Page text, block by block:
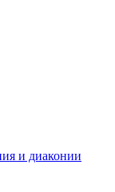
и диаконии